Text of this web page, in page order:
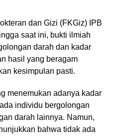
dan Gizi (FKGiz) IPB
saat ini, bukti ilmiah
darah dan kadar
hasil yang beragam
kesimpulan pasti.
menemukan adanya kadar
individu bergolongan
darah lainnya. Namun,
bahwa tidak ada